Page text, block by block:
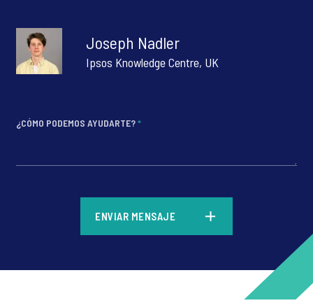
Joseph Nadler
Ipsos Knowledge Centre, UK
¿CÓMO PODEMOS AYUDARTE?*
ENVIAR MENSAJE